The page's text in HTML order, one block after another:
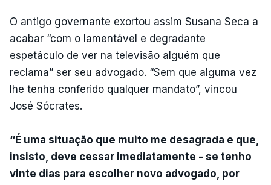
O antigo governante exortou assim Susana Seca a
acabar “com o lamentável e degradante
espetáculo de ver na televisão alguém que
reclama” ser seu advogado. “Sem que alguma vez
lhe tenha conferido qualquer mandato”, vincou
José Sócrates.
“É uma situação que muito me desagrada e que,
insisto, deve cessar imediatamente - se tenho
vinte dias para escolher novo advogado, por